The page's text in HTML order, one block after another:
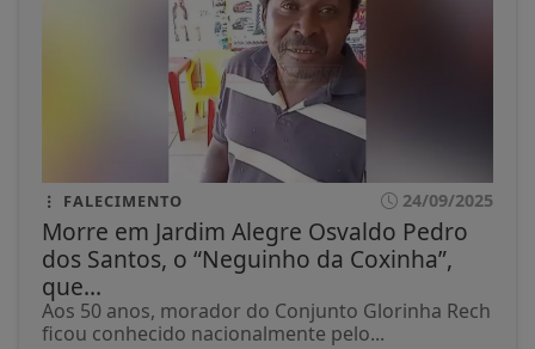
FALECIMENTO 24/09/2025
Morre em Jardim Alegre Osvaldo Pedro
dos Santos, o “Neguinho da Coxinha”,
que...
Aos 50 anos, morador do Conjunto Glorinha Rech
ficou conhecido nacionalmente pelo...